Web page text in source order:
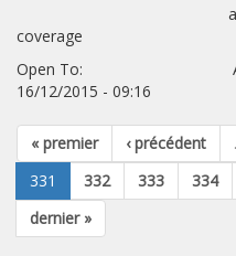
annual and sick
coverage
Open To: All
16/12/2015 - 09:16
« premier ‹ précédent
331
332 333 334
dernier »